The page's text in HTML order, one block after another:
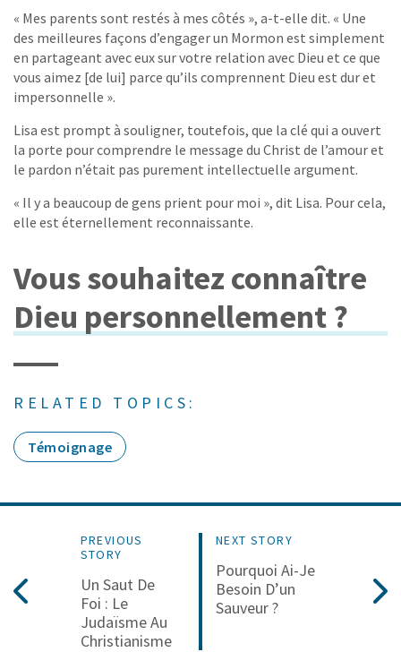
« Mes parents sont restés à mes côtés », a-t-elle dit. « Une
des meilleures façons d’engager un Mormon est simplement
en partageant avec eux sur votre relation avec Dieu et ce que
vous aimez [de lui] parce qu’ils comprennent Dieu est dur et
impersonnelle ».
Lisa est prompt à souligner, toutefois, que la clé qui a ouvert
la porte pour comprendre le message du Christ de l’amour et
le pardon n’était pas purement intellectuelle argument.
« Il y a beaucoup de gens prient pour moi », dit Lisa. Pour cela,
elle est éternellement reconnaissante.
Vous souhaitez connaître
Dieu personnellement ?
RELATED TOPICS:
Témoignage
PREVIOUS
STORY
Un Saut De
Foi : Le
Judaïsme Au
Christianisme
NEXT STORY
Pourquoi Ai-Je
Besoin D’un
Sauveur ?